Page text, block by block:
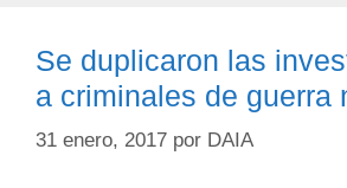
Se duplicaron las
a criminales de guerra
31 enero, 2017 por DAIA